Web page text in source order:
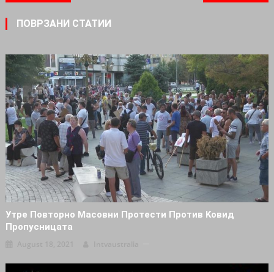
ПОВРЗАНИ СТАТИИ
Утре Повтopно Масовни Пpoтести Пpoтив Koвид
Пpoпycницaтa